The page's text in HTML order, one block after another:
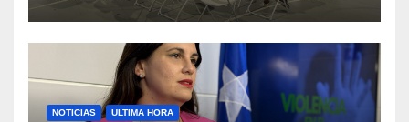
NOTICIAS ULTIMA HORA